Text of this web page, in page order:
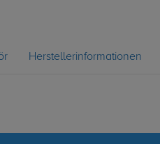
Herstellerinformationen